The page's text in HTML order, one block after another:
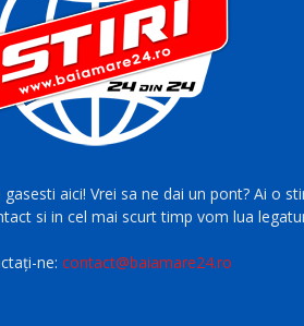
aici! Vrei sa ne dai un pont? Ai o
si in cel mai scurt timp vom lua
ne:contact@baiamare24.ro